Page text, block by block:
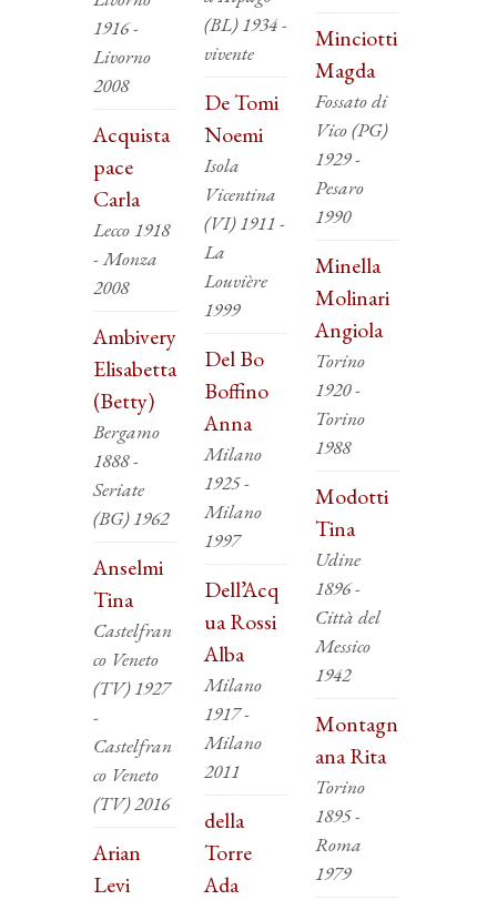
1916 -
Livorno
2008
Acquista
pace
Carla
Lecco 1918
- Monza
2008
Ambivery
Elisabetta
(Betty)
Bergamo
1888 -
Seriate
(BG) 1962
Anselmi
Tina
Castelfran
co Veneto
(TV) 1927
-
Castelfran
co Veneto
(TV) 2016
Arian
Levi
(BL) 1934 -
vivente
De Tomi
Noemi
Isola
Vicentina
(VI) 1911 -
La
Louvière
1999
Del Bo
Boffino
Anna
Milano
1925 -
Milano
1997
Dell’Acq
ua Rossi
Alba
Milano
1917 -
Milano
2011
della
Torre
Ada
Minciotti
Magda
Fossato di
Vico (PG)
1929 -
Pesaro
1990
Minella
Molinari
Angiola
Torino
1920 -
Torino
1988
Modotti
Tina
Udine
1896 -
Città del
Messico
1942
Montagn
ana Rita
Torino
1895 -
Roma
1979